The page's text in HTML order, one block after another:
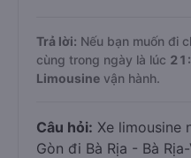
Trả lời: Nếu bạn muốn đi
cùng trong ngày là lúc
Limousine vận hành.
Câu hỏi: Xe limousine
Gòn đi Bà Rịa - Bà